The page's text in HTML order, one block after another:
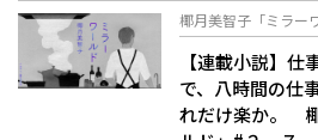
椰月美智子「ミラー
【連載小説】
で、八時間の仕
れだけ楽か。